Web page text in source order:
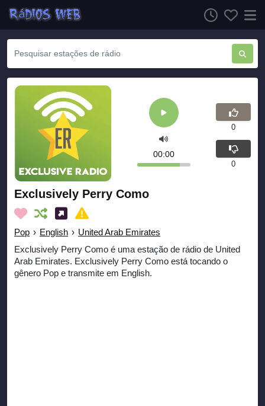
Exclusively Perry Como
Pop › English › United Arab Emirates
Exclusively Perry Como é uma estação de rádio de United
Arab Emirates. Exclusively Perry Como está tocando o
gênero Pop e transmite em English.
00:00
0
0